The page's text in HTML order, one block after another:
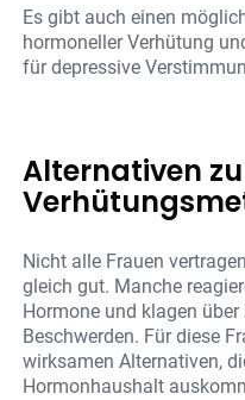
Es gibt auch einen
hormoneller Verhütung
für depressive
Alternativen
Nicht alle Frauen
gleich gut. Manche
Hormone und klagen
Beschwerden. Für diese
wirksamen Alternativen,
Hormonhaushalt